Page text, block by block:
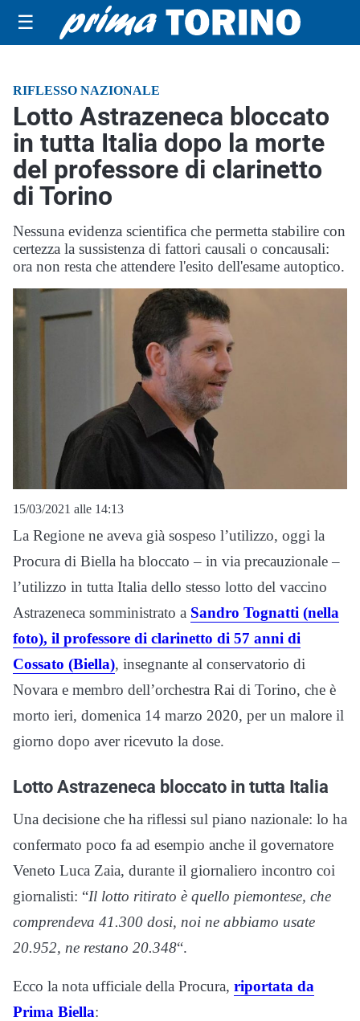
☰
RIFLESSO NAZIONALE
Lotto Astrazeneca bloccato
in tutta Italia dopo la morte
del professore di clarinetto
di Torino
Nessuna evidenza scientifica che permetta stabilire con
certezza la sussistenza di fattori causali o concausali:
ora non resta che attendere l'esito dell'esame autoptico.
15/03/2021 alle 14:13
La Regione ne aveva già sospeso l’utilizzo, oggi la
Procura di Biella ha bloccato – in via precauzionale –
l’utilizzo in tutta Italia dello stesso lotto del vaccino
Astrazeneca somministrato a Sandro Tognatti (nella
foto), il professore di clarinetto di 57 anni di
Cossato (Biella), insegnante al conservatorio di
Novara e membro dell’orchestra Rai di Torino, che è
morto ieri, domenica 14 marzo 2020, per un malore il
giorno dopo aver ricevuto la dose.
Lotto Astrazeneca bloccato in tutta Italia
Una decisione che ha riflessi sul piano nazionale: lo ha
confermato poco fa ad esempio anche il governatore
Veneto Luca Zaia, durante il giornaliero incontro coi
giornalisti: “Il lotto ritirato è quello piemontese, che
comprendeva 41.300 dosi, noi ne abbiamo usate
20.952, ne restano 20.348“.
Ecco la nota ufficiale della Procura, riportata da
Prima Biella: